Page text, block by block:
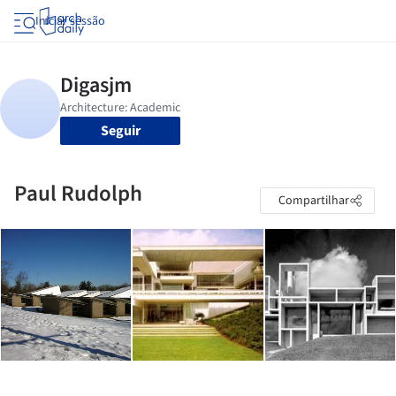
Iniciar sessão
Seguir
Paul Rudolph Compartilhar